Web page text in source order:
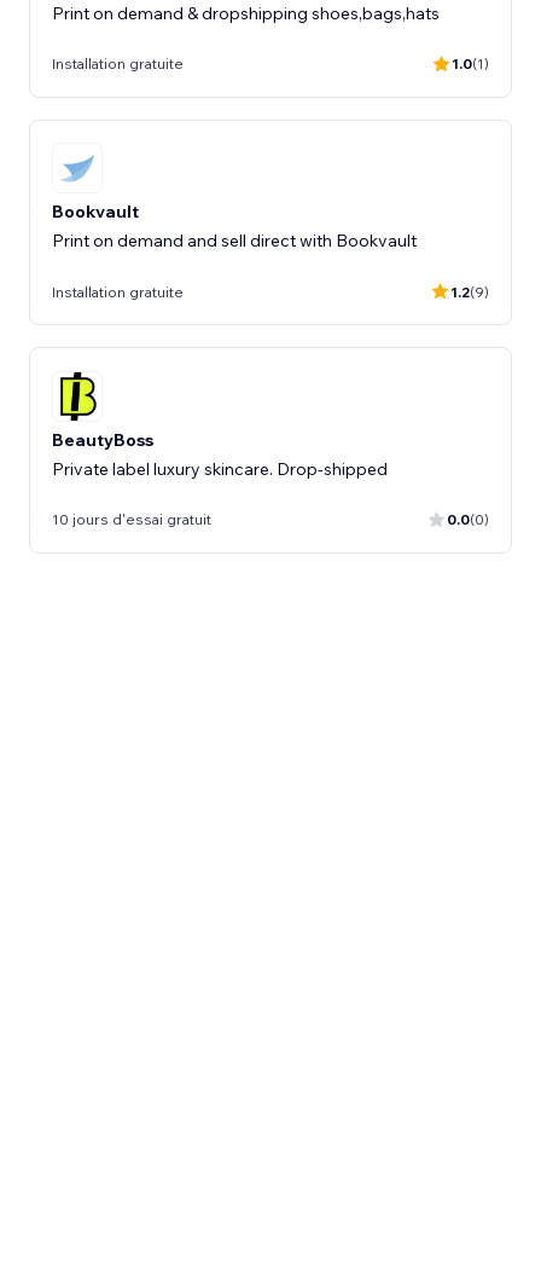
Print on demand & dropshipping shoes,bags,hats
Installation gratuite 1.0(1)
Bookvault
Print on demand and sell direct with Bookvault
Installation gratuite 1.2(9)
BeautyBoss
Private label luxury skincare. Drop-shipped
10 jours d'essai gratuit 0.0(0)